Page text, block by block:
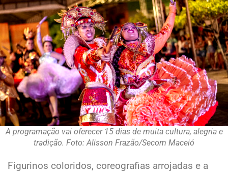
A programação vai oferecer 15 dias de muita cultura, alegria e
tradição. Foto: Alisson Frazão/Secom Maceió
Figurinos coloridos, coreografias arrojadas e a